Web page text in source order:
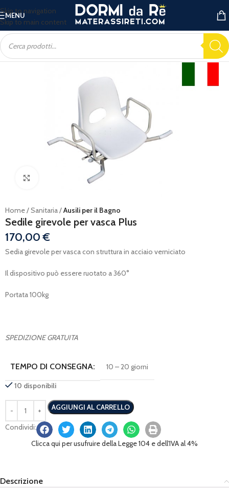
Skip to navigation
Skip to main content
MENU
Home Sanitaria Ausili per il Bagno
Sedile girevole per vasca Plus
170,00€
Sedia girevole per vasca con struttura in acciaio verniciato
Il dispositivo può essere ruotato a 360°
Portata 100kg
SPEDIZIONE GRATUITA
TEMPO DI CONSEGNA: 10 – 20 giorni
10 disponibili
AGGIUNGI AL CARRELLO
Condividi:
Clicca qui per usufruire della Legge 104 e dell'IVA al 4%
Descrizione